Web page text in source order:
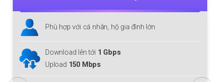
Phù hợp với cá nhân, hộ gia đình lớn
Download lên tới 1 Gbps
Upload 150 Mbps